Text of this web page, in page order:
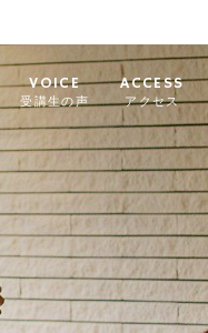
VOICE
受講生の声
ACCESS
アクセス